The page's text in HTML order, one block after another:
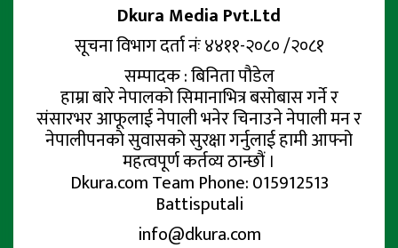
Dkura Media Pvt.Ltd
सूचना विभाग दर्ता नंः ४४११-२०८० /२०८१
सम्पादक : बिनिता पौडेल
हाम्रा बारे नेपालको सिमानाभित्र बसोबास गर्ने र
संसारभर आफूलाई नेपाली भनेर चिनाउने नेपाली मन र
नेपालीपनको सुवासको सुरक्षा गर्नुलाई हामी आफ्नो
महत्वपूर्ण कर्तव्य ठान्छौं ।
Dkura.com Team Phone: 015912513
Battisputali
info@dkura.com